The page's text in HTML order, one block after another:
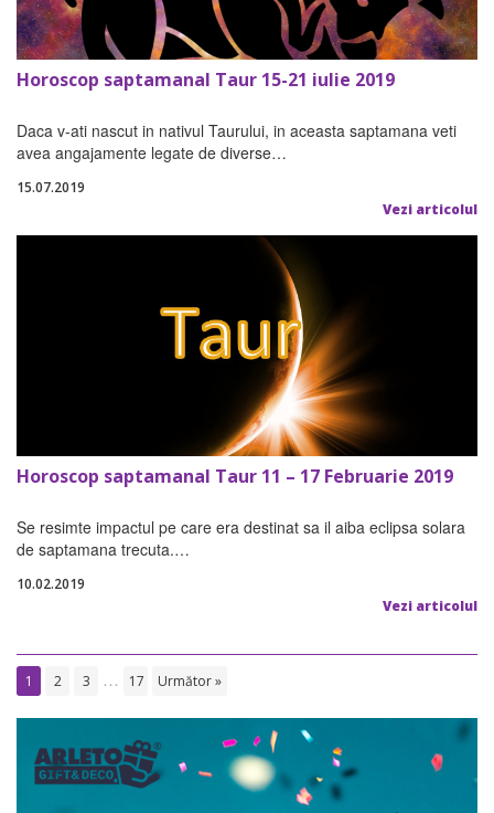
Horoscop saptamanal Taur 15-21 iulie 2019
Daca v-ati nascut in nativul Taurului, in aceasta saptamana veti
avea angajamente legate de diverse…
15.07.2019
Vezi articolul
Horoscop saptamanal Taur 11 – 17 Februarie 2019
Se resimte impactul pe care era destinat sa il aiba eclipsa solara
de saptamana trecuta.…
10.02.2019
Vezi articolul
1 2 3 … 17 Următor »